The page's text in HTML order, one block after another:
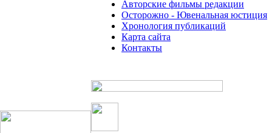
Авторские фильмы редакции
Осторожно - Ювенальная юстиция
Хронология публикаций
Карта сайта
Контакты